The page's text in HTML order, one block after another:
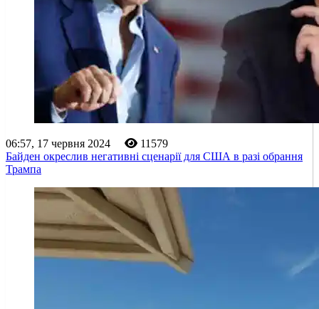
06:57, 17 червня 2024
11579
Байден окреслив негативні сценарії для США в разі обрання
Трампа